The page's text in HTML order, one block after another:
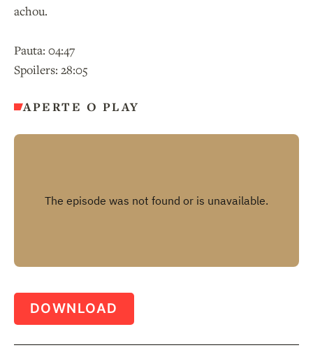
achou.
Pauta: 04:47
Spoilers: 28:05
APERTE O PLAY
DOWNLOAD